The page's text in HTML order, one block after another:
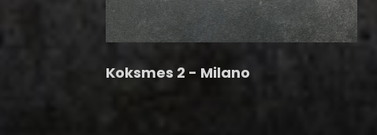
Koksmes 2 - Milano